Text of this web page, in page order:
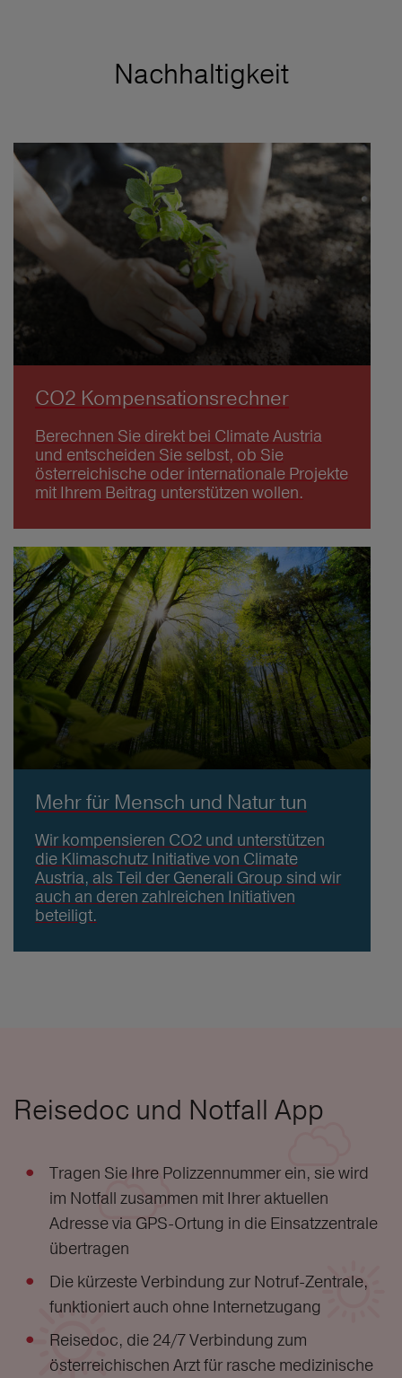
Nachhaltigkeit
CO2 Kompensationsrechner
Berechnen Sie direkt bei Climate Austria
und entscheiden Sie selbst, ob Sie
österreichische oder internationale Projekte
mit Ihrem Beitrag unterstützen wollen.
Mehr für Mensch und Natur tun
Wir kompensieren CO2 und unterstützen
die Klimaschutz Initiative von Climate
Austria, als Teil der Generali Group sind wir
auch an deren zahlreichen Initiativen
beteiligt.
Reisedoc und Notfall App
Tragen Sie Ihre Polizzennummer ein, sie wird
im Notfall zusammen mit Ihrer aktuellen
Adresse via GPS-Ortung in die Einsatzzentrale
übertragen
Die kürzeste Verbindung zur Notruf-Zentrale,
funktioniert auch ohne Internetzugang
Reisedoc, die 24/7 Verbindung zum
österreichischen Arzt für rasche medizinische